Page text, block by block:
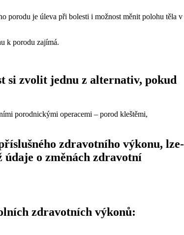
porodu je úleva při bolesti i možnost měnit polohu těla v
k porodu zajímá.
si zvolit jednu z alternativ, pokud
porodnickými operacemi – porod kleštěmi,
zdravotního výkonu, lze-
údaje o změnách zdravotní
zdravotních výkonů: